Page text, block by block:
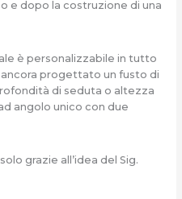
e dopo la costruzione di una
è personalizzabile in tutto
progettato un fusto di
di seduta o altezza
angolo unico con due
grazie all’idea del Sig.